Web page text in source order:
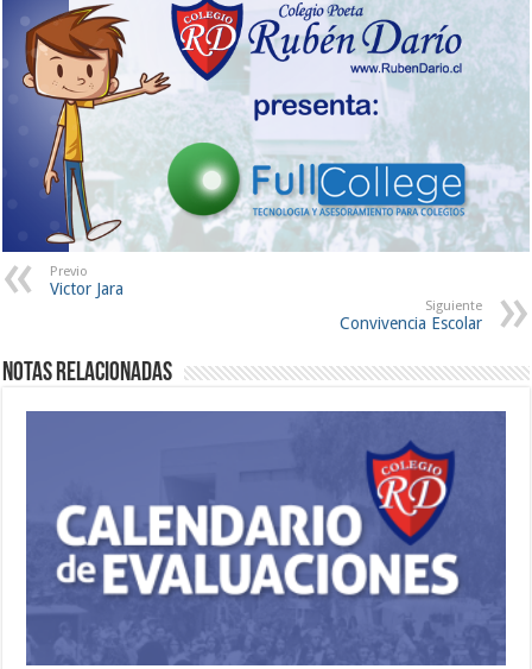
Previo
Victor Jara
Siguiente
Convivencia Escolar
Notas Relacionadas